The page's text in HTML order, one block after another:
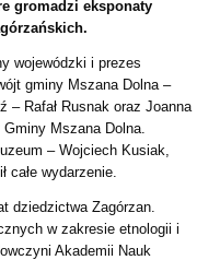
gromadzi eksponaty
wojewódzki i prezes
gminy Mszana Dolna –
– Rafał Rusnak oraz Joanna
Mszana Dolna.
– Wojciech Kusiak,
całe wydarzenie.
dziedzictwa Zagórzan.
w zakresie etnologii i
Akademii Nauk